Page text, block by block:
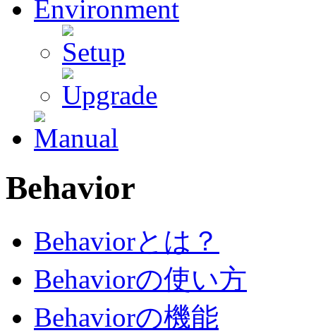
Behavior
Behaviorとは？
Behaviorの使い方
Behaviorの機能